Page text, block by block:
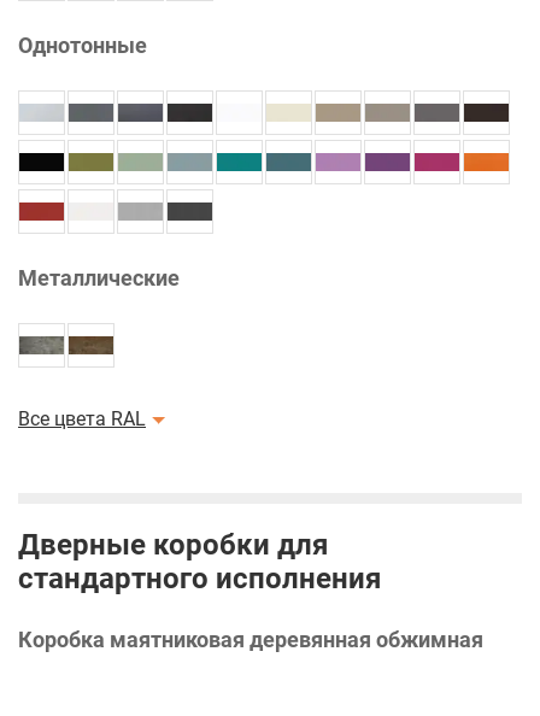
Однотонные
Металлические
Все цвета RAL
Дверные коробки для
стандартного исполнения
Коробка маятниковая деревянная обжимная